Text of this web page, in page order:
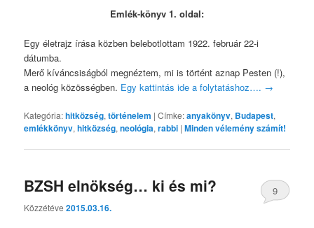
Emlék-könyv 1. oldal:
Egy életrajz írása közben belebotlottam 1922. február 22-i
dátumba.
Merő kíváncsiságból megnéztem, mi is történt aznap Pesten (!),
a neológ közösségben. Egy kattintás ide a folytatáshoz…. →
Kategória:hitközség,történelem |Címke:anyakönyv, Budapest,
emlékkönyv,hitközség,neológia,rabbi |Minden vélemény számít!
BZSH elnökség… ki és mi?
Közzétéve2015.03.16.
9